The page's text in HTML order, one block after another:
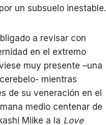
un subsuelo inestable.
a revisar con
en el extremo
muy presente –una
mientras
de su veneración en el
medio centenar de
Miike a la Love